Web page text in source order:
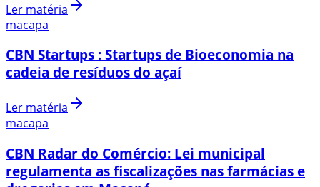
Ler matéria
macapa
CBN Startups : Startups de Bioeconomia na
cadeia de resíduos do açaí
Ler matéria
macapa
CBN Radar do Comércio: Lei municipal
regulamenta as fiscalizações nas farmácias e